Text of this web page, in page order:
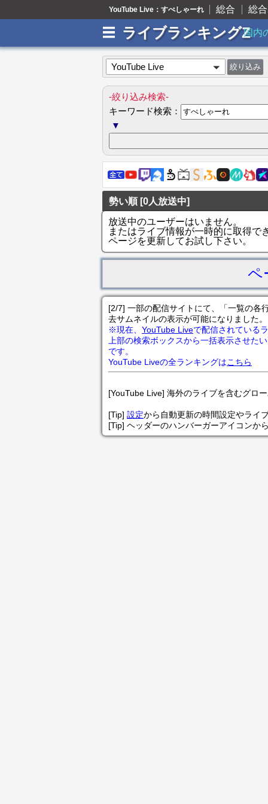
YouTube Live：すぺしゃーれ 総合 総
ライブランキングZ国内
YouTube Live
-絞り込み検索-
キーワード検索：
▼
勢い順 [0人放送中]
放送中のユーザーはいません。
またはライブ情報が一時的に取得で
ページを更新してお試し下さい。
ペ
[2/7] 一部の配信サイトにて、「一覧の各
去サムネイルの表示が可能になりました。
※現在、 YouTube Liveで配信されている
上部の検索ボックスから一括表示させた
です。
YouTube Liveの全ランキングはこちら
[YouTube Live] 海外のライブを含むグロ
[Tip] 設定から自動更新の時間設定やライ
[Tip] ヘッダーのハンバーガーアイコンか